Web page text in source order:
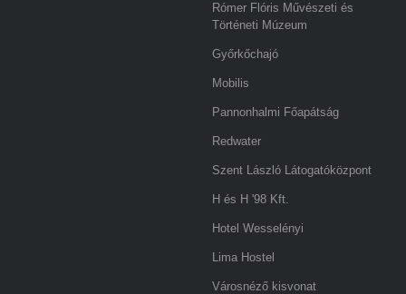
Rómer Flóris Művészeti és
Történeti Múzeum
Győrkőchajó
Mobilis
Pannonhalmi Főapátság
Redwater
Szent László Látogatóközpont
H és H '98 Kft.
Hotel Wesselényi
Lima Hostel
Városnéző kisvonat